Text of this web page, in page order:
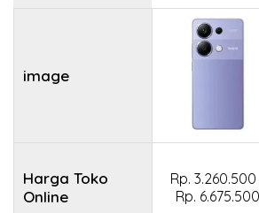
image
Harga Toko
Online
Rp.
Rp. 6.675.500